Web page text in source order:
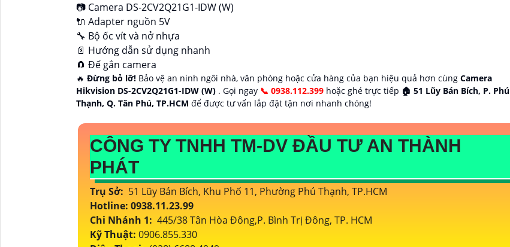
📷 Camera DS-2CV2Q21G1-IDW (W)
🔌 Adapter nguồn 5V
🔧 Bộ ốc vít và nở nhựa
📄 Hướng dẫn sử dụng nhanh
🧲 Đế gắn camera
🔥 Đừng bỏ lỡ! Bảo vệ an ninh ngôi nhà, văn phòng hoặc cửa hàng của bạn hiệu quả hơn cùng Camera
Hikvision DS-2CV2Q21G1-IDW (W) . Gọi ngay 📞 0938.112.399 hoặc ghé trực tiếp 🏠 51 Lũy Bán Bích, P. Phú
Thạnh, Q. Tân Phú, TP.HCM để được tư vấn lắp đặt tận nơi nhanh chóng!
CÔNG TY TNHH TM-DV ĐẦU TƯ AN THÀNH
PHÁT
Trụ Sở: 51 Lũy Bán Bích, Khu Phố 11, Phường Phú Thạnh, TP.HCM
Hotline: 0938.11.23.99
Chi Nhánh 1: 445/38 Tân Hòa Đông,P. Bình Trị Đông, TP. HCM
Kỹ Thuật: 0906.855.330